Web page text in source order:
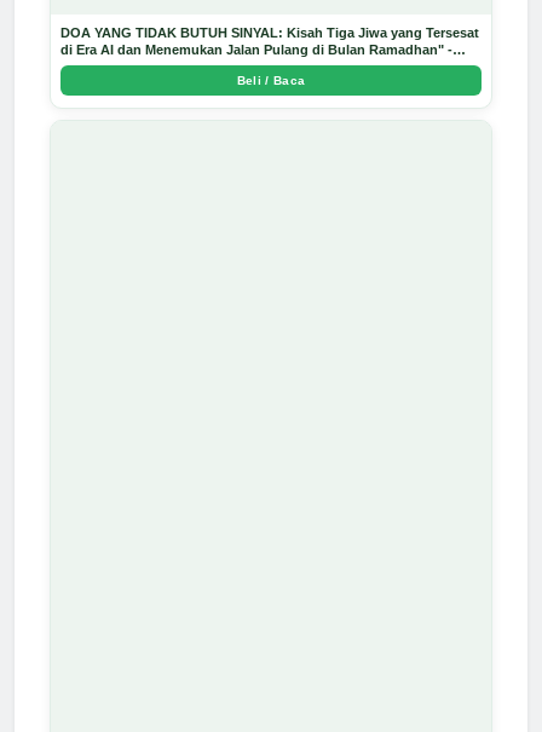
DOA YANG TIDAK BUTUH SINYAL: Kisah Tiga Jiwa yang Tersesat
di Era AI dan Menemukan Jalan Pulang di Bulan Ramadhan" -
Arda Dinata
Beli / Baca